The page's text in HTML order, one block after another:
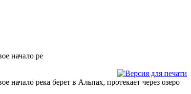
начало ре
река берет в Альпах, протекает через озеро